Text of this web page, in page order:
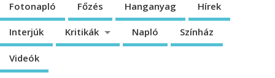
Fotonapló Főzés Hanganyag Hírek
Interjúk Kritikák Napló Színház
Videók